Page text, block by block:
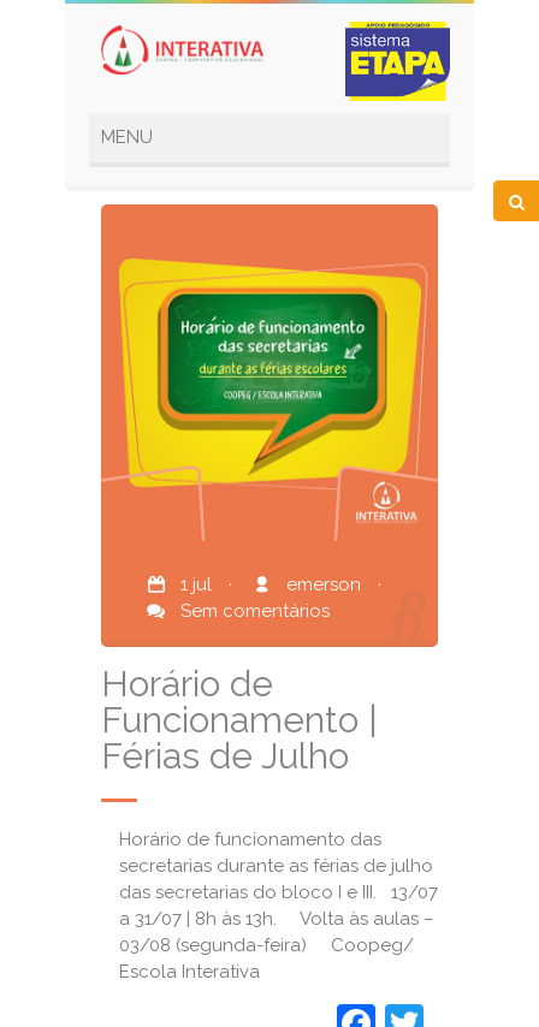
1 jul · emerson
·
Sem comentários
Horário de
Funcionamento |
Férias de Julho
Horário de funcionamento das
secretarias durante as férias de julho
das secretarias do bloco I e III. 13/07
a 31/07 | 8h às 13h. Volta às aulas –
03/08 (segunda-feira) Coopeg/
Escola Interativa